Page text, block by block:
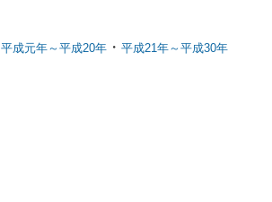
平成元年～平成20年 ・ 平成21年～平成30年